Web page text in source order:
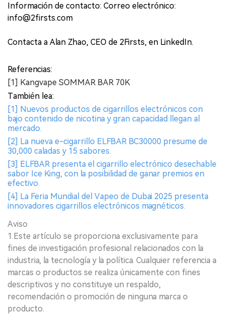
Información de contacto: Correo electrónico:
info@2firsts.com
Contacta a Alan Zhao, CEO de 2Firsts, en LinkedIn.
Referencias:
[1] Kangvape SOMMAR BAR 70K
También lea:
[1] Nuevos productos de cigarrillos electrónicos con
bajo contenido de nicotina y gran capacidad llegan al
mercado.
[2] La nueva e-cigarrillo ELFBAR BC30000 presume de
30,000 caladas y 15 sabores.
[3] ELFBAR presenta el cigarrillo electrónico desechable
sabor Ice King, con la posibilidad de ganar premios en
efectivo.
[4] La Feria Mundial del Vapeo de Dubai 2025 presenta
innovadores cigarrillos electrónicos magnéticos.
Aviso
1.Este artículo se proporciona exclusivamente para
fines de investigación profesional relacionados con la
industria, la tecnología y la política. Cualquier referencia a
marcas o productos se realiza únicamente con fines
descriptivos y no constituye un respaldo,
recomendación o promoción de ninguna marca o
producto.